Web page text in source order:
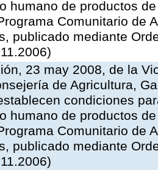
humano de productos
Comunitario de
publicado mediante
23 may 2008, de la
de Agricultura,
condiciones
humano de productos
Comunitario de
publicado mediante